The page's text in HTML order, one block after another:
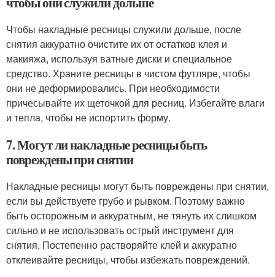
Чтобы накладные ресницы служили дольше, после
снятия аккуратно очистите их от остатков клея и
макияжа, используя ватные диски и специальное
средство. Храните ресницы в чистом футляре, чтобы
они не деформировались. При необходимости
причесывайте их щеточкой для ресниц. Избегайте влаги
и тепла, чтобы не испортить форму.
7. Могут ли накладные ресницы быть
повреждены при снятии
Накладные ресницы могут быть повреждены при снятии,
если вы действуете грубо и рывком. Поэтому важно
быть осторожным и аккуратным, не тянуть их слишком
сильно и не использовать острый инструмент для
снятия. Постепенно растворяйте клей и аккуратно
отклеивайте ресницы, чтобы избежать повреждений.